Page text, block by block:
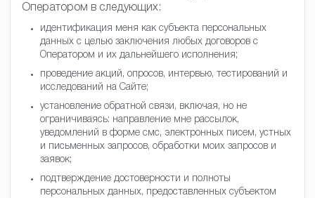
Оператором в следующих:
идентификация меня как субъекта персональных
данных с целью заключения любых договоров с
Оператором и их дальнейшего исполнения;
проведение акций, опросов, интервью, тестирований и
исследований на Сайте;
установление обратной связи, включая, но не
ограничиваясь: направление мне рассылок,
уведомлений в форме смс, электронных писем, устных
и письменных запросов, обработки моих запросов и
заявок;
подтверждение достоверности и полноты
персональных данных, предоставленных субъектом